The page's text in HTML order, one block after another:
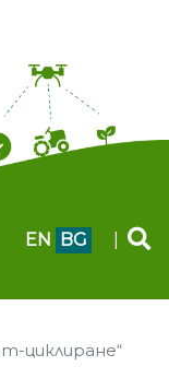
EN BG
циклиране“